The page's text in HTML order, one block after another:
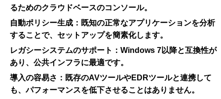
るためのクラウドベースのコンソール。
自動ポリシー生成 ：既知の正常なアプリケーションを分析
することで、セットアップを簡素化します。
レガシーシステムのサポート ：Windows 7以降と互換性が
あり、公共インフラに最適です。
導入の容易さ ：既存のAVツールやEDRツールと連携して
も、パフォーマンスを低下させることはありません。